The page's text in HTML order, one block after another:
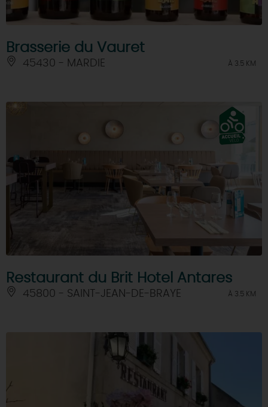
Brasserie du Vauret
45430 - MARDIE À 3.5 KM
Restaurant du Brit Hotel Antares
45800 - SAINT-JEAN-DE-BRAYE À 3.5 KM